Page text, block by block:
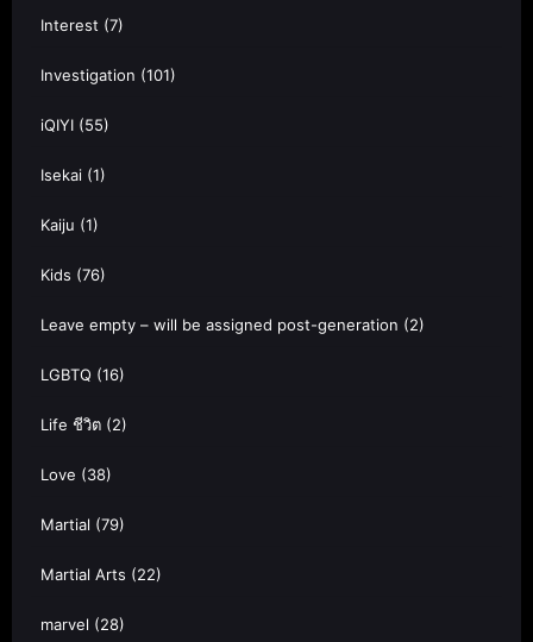
Interest (7)
Investigation (101)
iQIYI (55)
Isekai (1)
Kaiju (1)
Kids (76)
Leave empty – will be assigned post-generation (2)
LGBTQ (16)
Life ชีวิต (2)
Love (38)
Martial (79)
Martial Arts (22)
marvel (28)